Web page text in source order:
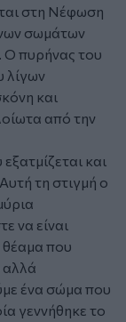
στη Νέφωση
σωμάτων
Ο πυρήνας του
λίγων
και
από την
και
τη στιγμή ο
να είναι
που
αλλά
ένα σώμα που
γεννήθηκε το